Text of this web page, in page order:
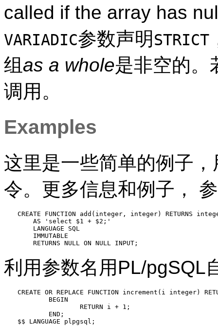
called if the array has
VARIADIC参数声明 STRICT
组as a whole是非空的。
调用。
Examples
这里是一些简单的例子
令。更多信息和例子，
CREATE FUNCTION add(integer, integer) RETURNS
    AS 'select $1 + $2;'
    LANGUAGE SQL
    IMMUTABLE
    RETURNS NULL ON NULL INPUT;
利用参数名用 PL/pgSQL
CREATE OR REPLACE FUNCTION increment(i integer)
        BEGIN
                RETURN i + 1;
        END;
$$ LANGUAGE plpgsql;